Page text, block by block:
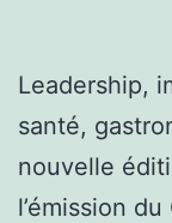
Leadership,
santé,
nouvelle
l’émission